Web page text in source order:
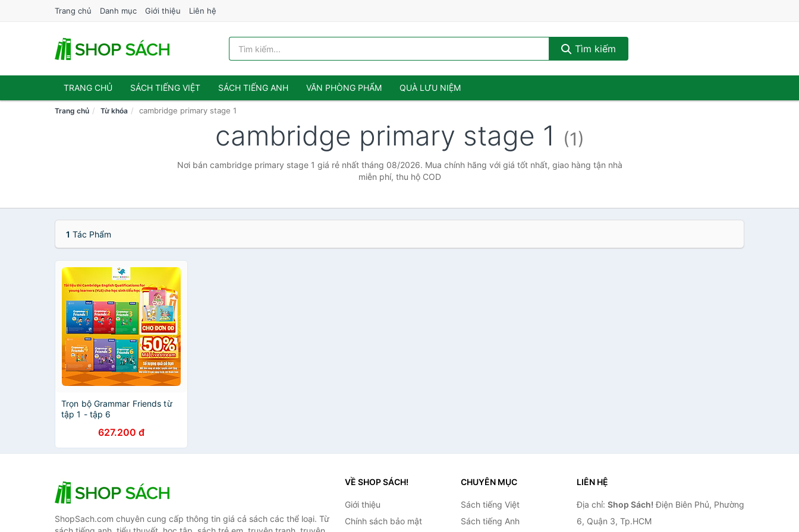
Trang chủ Danh mục Giới thiệu Liên hệ
Tìm kiếm
TRANG CHỦ SÁCH TIẾNG VIỆT SÁCH TIẾNG ANH VĂN PHÒNG PHẨM QUÀ LƯU NIỆM
Trang chủ Từ khóa cambridge primary stage 1
cambridge primary stage 1 (1)
Nơi bán cambridge primary stage 1 giá rẻ nhất tháng 08/2026. Mua chính hãng với giá tốt nhất, giao hàng tận nhà
miễn phí, thu hộ COD
1 Tác Phẩm
Trọn bộ Grammar Friends từ
tập 1 - tập 6
627.200 đ
ShopSach.com chuyên cung cấp thông tin giá cả sách các thể loại. Từ
VỀ SHOP SÁCH!
Giới thiệu
Chính sách bảo mật
CHUYÊN MỤC
Sách tiếng Việt
Sách tiếng Anh
LIÊN HỆ
Địa chỉ: Shop Sách! Điện Biên Phủ, Phường
6, Quận 3, Tp.HCM